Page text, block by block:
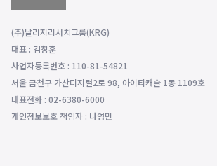
(주)날리지리서치그룹(KRG)
대표 : 김창훈
사업자등록번호 : 110-81-54821
서울 금천구 가산디지털2로 98, 아이티캐슬 1동 1109호
대표전화 : 02-6380-6000
개인정보보호 책임자 : 나영민